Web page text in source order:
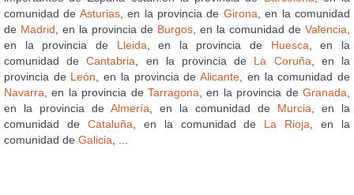
comunidad de Asturias, en la provincia de Girona , en la comunidad
de Madrid , en la provincia de Burgos , en la comunidad de Valencia
en la provincia de Lleida , en la provincia de Huesca , en la
comunidad deCantabria , en la provincia de La Coruña , en la
provincia de León , en la provincia deAlicante , en la comunidad de
Navarra , en la provincia de Tarragona , en la provincia de Granada
en la provincia de Almería , en la comunidad de Murcia , en la
comunidad de Cataluña , en la comunidad de La Rioja , en la
comunidad de Galicia